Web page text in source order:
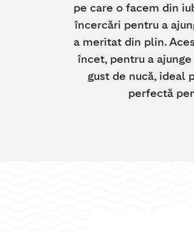
pe care o facem din
încercări pentru a
a meritat din plin.
încet, pentru a
gust de nucă, ideal
perfectă